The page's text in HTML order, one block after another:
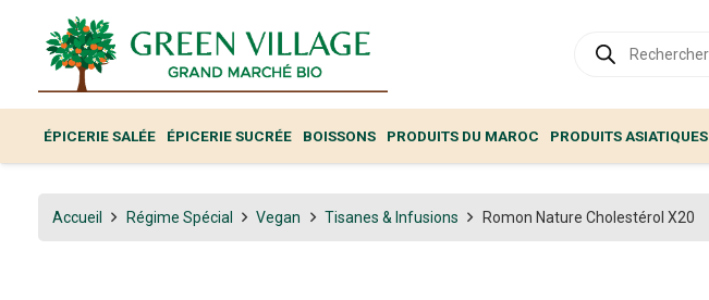
produits
ÉPICERIE SALÉE ÉPICERIE SUCRÉE BOISSONS PRODUITS DU MAROC PRODUITS ASIATIQUES
Accueil Régime Spécial Vegan Tisanes & Infusions Romon Nature Cholestérol X20